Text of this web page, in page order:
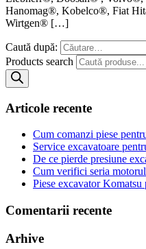
Hanomag®, Kobelco®, Fiat
Wirtgen® […]
Caută după:
Products search
Articole recente
Cum comanzi piese
Service excavatoare
De ce pierde presiune
Cum verifici seria
Piese excavator Komatsu
Comentarii recente
Arhive